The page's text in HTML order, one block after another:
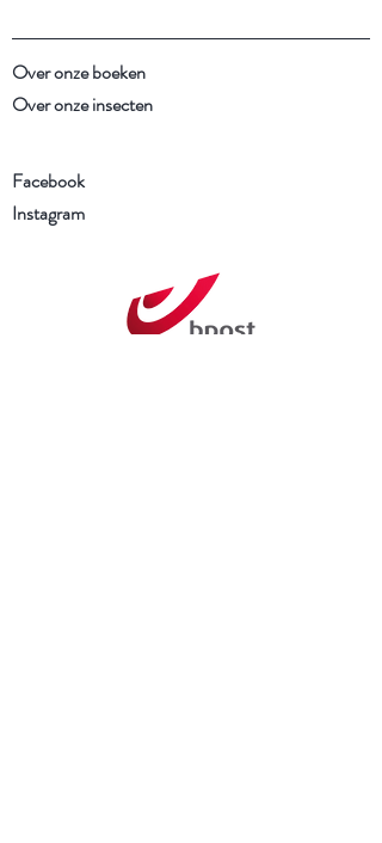
Over onze boeken
Over onze insecten
Facebook
Instagram